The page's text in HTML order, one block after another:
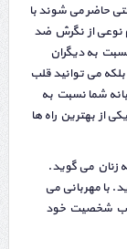
حاضر می شوند با
نوعی از نگرش ضد
به دیگران
می توانید قلب
شما نسبت به
از بهترین راه ها
زنان می گوید.
با مهربانی می
جذب شخصیت خود